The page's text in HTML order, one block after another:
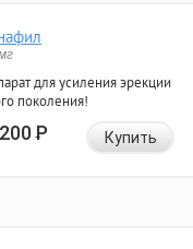
для усиления эрекции
поколения!
Р Купить